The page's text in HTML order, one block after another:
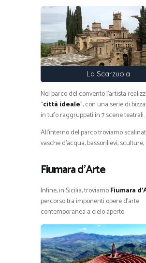
La Scarzuola
Nel parco del convento l’artista
“città ideale”, con una serie di
in tufo raggruppati in 7 scene teatrali.
All’interno del parco troviamo
vasche d’acqua, bassorilievi,
Fiumara d’Arte
Infine, in Sicilia, troviamoFiumara
percorso tra imponenti opere d’arte
contemporanea a cielo aperto.